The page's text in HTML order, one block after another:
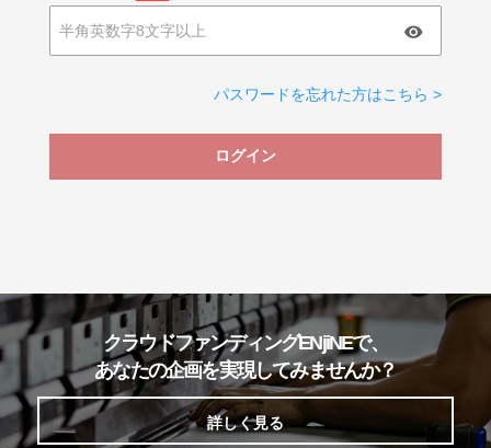
パスワードを忘れた方はこちら >
ログイン
クラウドファンディングENjiNEで、
あなたの企画を実現してみませんか？
詳しく見る